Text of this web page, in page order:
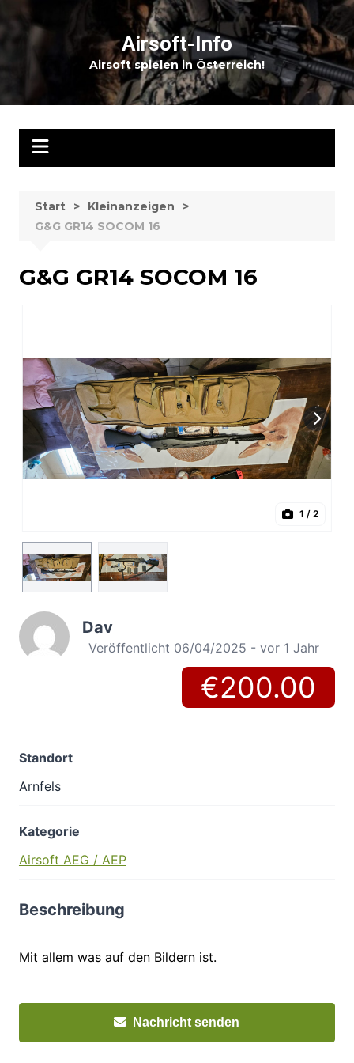
Inhalt
springen
Airsoft-Info
Airsoft spielen in Österreich!
Start
Kleinanzeigen
G&G GR14 SOCOM 16
G&G GR14 SOCOM 16
1 / 2
Dav
Veröffentlicht 06/04/2025 - vor 1 Jahr
€200.00
Standort
Arnfels
Kategorie
Airsoft AEG / AEP
Beschreibung
Mit allem was auf den Bildern ist.
Nachricht senden